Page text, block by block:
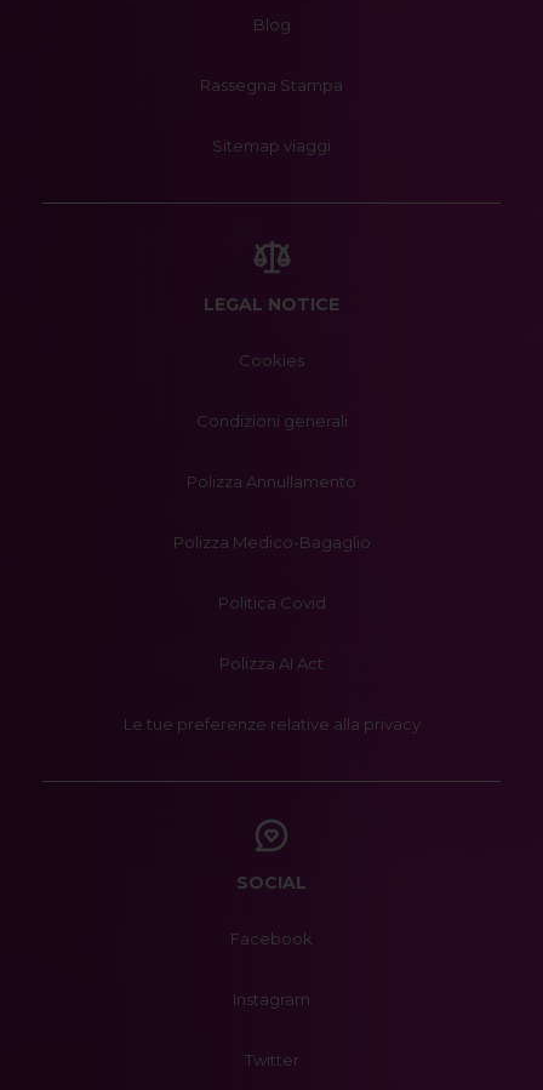
Blog
Rassegna Stampa
Sitemap viaggi
LEGAL NOTICE
Cookies
Condizioni generali
Polizza Annullamento
Polizza Medico-Bagaglio
Politica Covid
Polizza AI Act
Le tue preferenze relative alla privacy
SOCIAL
Facebook
Instagram
Twitter